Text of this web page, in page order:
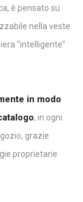
è pensato su
nella veste
“intelligente”
in modo
, in ogni
grazie
proprietarie